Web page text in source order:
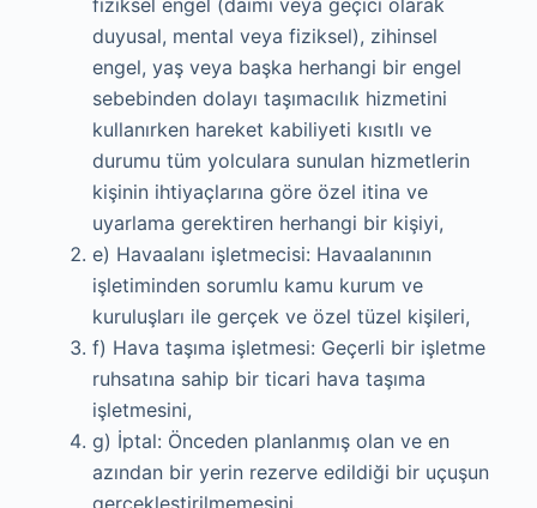
duyusal, mental veya fiziksel), zihinsel
engel, yaş veya başka herhangi bir engel
sebebinden dolayı taşımacılık hizmetini
kullanırken hareket kabiliyeti kısıtlı ve
durumu tüm yolculara sunulan hizmetlerin
kişinin ihtiyaçlarına göre özel itina ve
uyarlama gerektiren herhangi bir kişiyi,
e) Havaalanı işletmecisi: Havaalanının
işletiminden sorumlu kamu kurum ve
kuruluşları ile gerçek ve özel tüzel kişileri,
f) Hava taşıma işletmesi: Geçerli bir işletme
ruhsatına sahip bir ticari hava taşıma
işletmesini,
g) İptal: Önceden planlanmış olan ve en
azından bir yerin rezerve edildiği bir uçuşun
gerçekleştirilmemesini,